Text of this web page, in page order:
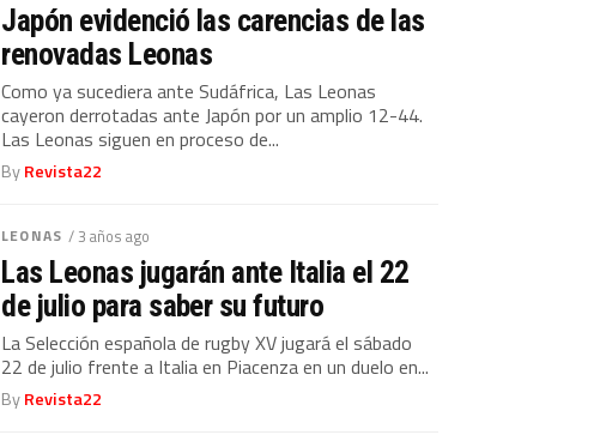
Japón evidenció las carencias de las
renovadas Leonas
Como ya sucediera ante Sudáfrica, Las Leonas
cayeron derrotadas ante Japón por un amplio 12-44.
Las Leonas siguen en proceso de...
ByRevista22
LEONAS / 3 años ago
Las Leonas jugarán ante Italia el 22
de julio para saber su futuro
La Selección española de rugby XV jugará el sábado
22 de julio frente a Italia en Piacenza en un duelo en...
ByRevista22